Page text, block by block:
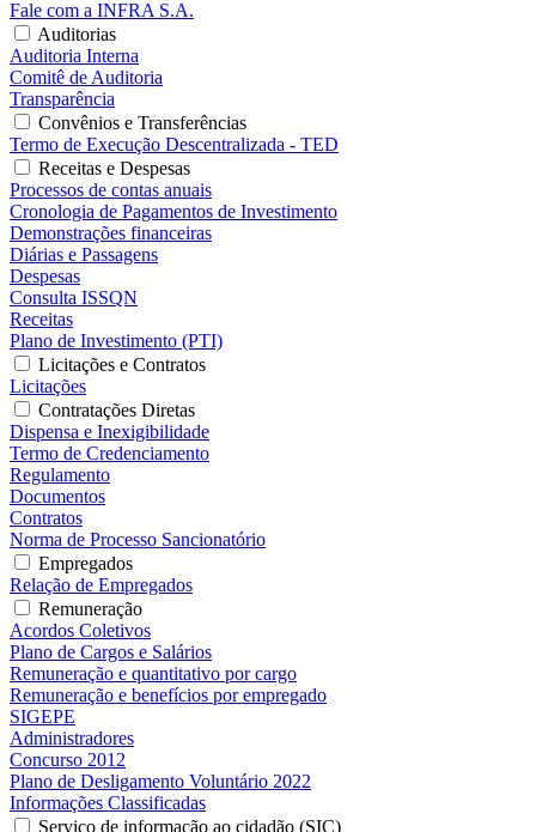
Fale com a INFRA S.A.
Auditorias
Auditoria Interna
Comitê de Auditoria
Transparência
Convênios e Transferências
Termo de Execução Descentralizada - TED
Receitas e Despesas
Processos de contas anuais
Cronologia de Pagamentos de Investimento
Demonstrações financeiras
Diárias e Passagens
Despesas
Consulta ISSQN
Receitas
Plano de Investimento (PTI)
Licitações e Contratos
Licitações
Contratações Diretas
Dispensa e Inexigibilidade
Termo de Credenciamento
Regulamento
Documentos
Contratos
Norma de Processo Sancionatório
Empregados
Relação de Empregados
Remuneração
Acordos Coletivos
Plano de Cargos e Salários
Remuneração e quantitativo por cargo
Remuneração e benefícios por empregado
SIGEPE
Administradores
Concurso 2012
Plano de Desligamento Voluntário 2022
Informações Classificadas
Serviço de informação ao cidadão (SIC)